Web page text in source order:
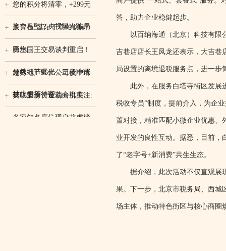
您的积分将清零，+299元
换金吊坠？央视曝光骗局
废弃在“基尔丁岛”的海岸
巨炮
勇士国王交易谈判重启！
分歧细节曝光，三老冲冠
被坑仍等待帮
越秀地产96亿公司债申请
获上交所、证监会批准
英联股份资金动向引关注:
多家知名席位现身龙虎榜
答，助力企业稳健起步。
以百纳海通（北京）科技有限公
吉巷店店长王凤龙还表示，大吉巷
局设置的离境退税服务点，进一步
此外，在服务白塔寺街区发展进
税收专员”制度，提前介入，为企
置对接，精准匹配小微企业优惠、
业开发的良性互动。据悉，目前，
了“老字号+新消费”共生生态。
据介绍，此次活动不仅直观展现
果。下一步，北京市税务局、西城
场主体，推动特色街区与核心商圈